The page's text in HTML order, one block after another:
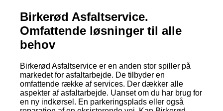
Birkerød Asfaltservice.
Omfattende løsninger til alle
behov
Birkerød Asfaltservice er en anden stor spiller på
markedet for asfaltarbejde. De tilbyder en
omfattende række af services. Der dækker alle
aspekter af asfaltarbejde. Uanset om du har brug for
en ny indkørsel. En parkeringsplads eller også